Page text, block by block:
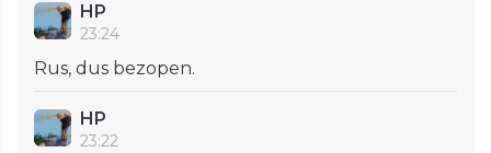
HP
23:24
Rus, dus bezopen.
HP
23:22